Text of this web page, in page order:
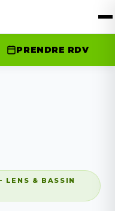
PRENDRE RDV
LENS & BASSIN